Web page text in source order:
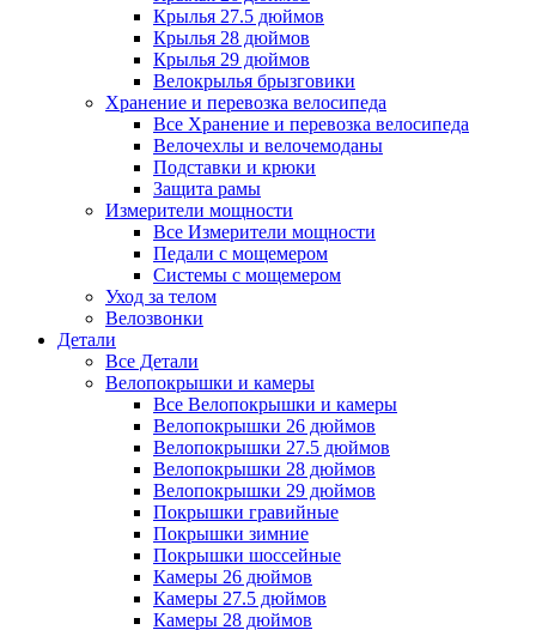
Крылья 27.5 дюймов
Крылья 28 дюймов
Крылья 29 дюймов
Велокрылья брызговики
Хранение и перевозка велосипеда
Все Хранение и перевозка велосипеда
Велочехлы и велочемоданы
Подставки и крюки
Защита рамы
Измерители мощности
Все Измерители мощности
Педали с мощемером
Системы с мощемером
Уход за телом
Велозвонки
Детали
Все Детали
Велопокрышки и камеры
Все Велопокрышки и камеры
Велопокрышки 26 дюймов
Велопокрышки 27.5 дюймов
Велопокрышки 28 дюймов
Велопокрышки 29 дюймов
Покрышки гравийные
Покрышки зимние
Покрышки шоссейные
Камеры 26 дюймов
Камеры 27.5 дюймов
Камеры 28 дюймов